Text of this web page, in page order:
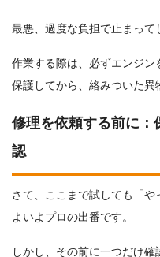
最悪、過度な負担で止まって
作業する際は、必ずエンジ
保護してから、絡みついた異
修理を依頼する前に：
認
さて、ここまで試しても「
よいよプロの出番です。
しかし、その前に一つだけ確